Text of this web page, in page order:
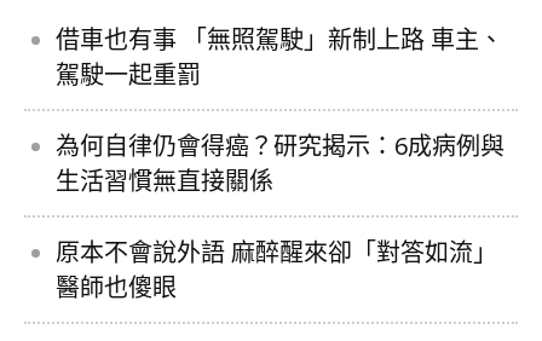
借車也有事 「無照駕駛」新制上路 車主、
駕駛一起重罰
為何自律仍會得癌？研究揭示：6成病例與
生活習慣無直接關係
原本不會說外語 麻醉醒來卻「對答如流」
醫師也傻眼